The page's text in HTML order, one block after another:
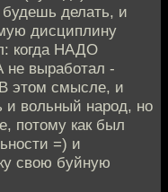
будешь делать, и
дисциплину
когда НАДО
не выработал -
В этом смысле, и
и вольный народ, но
потому как был
=) и
свою буйную